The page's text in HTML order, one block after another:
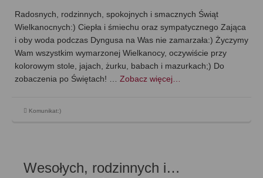
Radosnych, rodzinnych, spokojnych i smacznych Świąt
Wielkanocnych:) Ciepła i śmiechu oraz sympatycznego Zająca
i oby woda podczas Dyngusa na Was nie zamarzała:) Życzymy
Wam wszystkim wymarzonej Wielkanocy, oczywiście przy
kolorowym stole, jajach, żurku, babach i mazurkach;) Do
zobaczenia po Świętach! … Zobacz więcej…
Komunikat:)
Wesołych, rodzinnych i…